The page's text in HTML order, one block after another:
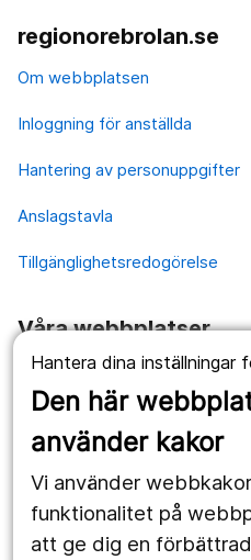
Hantera dina inställningar
Den här
använder kakor
Vi använder
funktionalitet på
att ge dig en
regionorebrolan.se
Om webbplatsen
Inloggning för anställda
Hantering av personuppgifter
Anslagstavla
Tillgänglighetsredogörelse
Våra webbplatser
1177.se
Länstrafiken
Utveckling